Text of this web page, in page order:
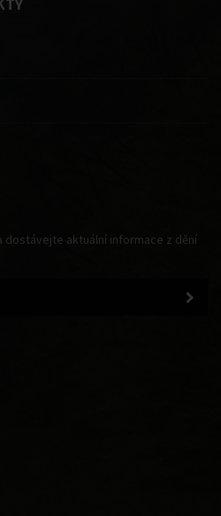
dostávejte aktuální informace z dění